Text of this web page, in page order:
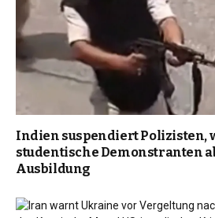
Indien suspendiert Polizisten,
studentische Demonstranten
Ausbildung